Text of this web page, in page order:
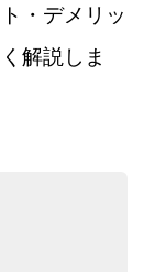
・デメリッ
解説しま